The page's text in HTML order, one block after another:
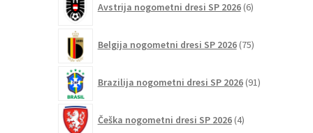
Avstrija nogometni dresi SP 2026 6izdelkov
Belgija nogometni dresi SP 2026 75izdelkov
Brazilija nogometni dresi SP 2026 91izdelkov
Češka nogometni dresi SP 2026 4izdelki